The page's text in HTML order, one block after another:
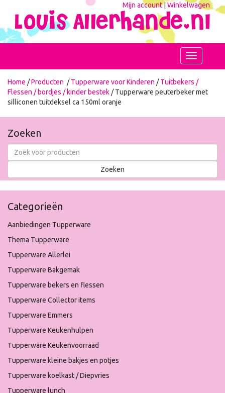
Mijn account|Winkelwagen
Toggle
navigation
Home /Producten /Tupperware voor Kinderen /Tuitbekers /
Flessen / bordjes / kinder bestek / Tupperware peuterbeker met
silliconen tuitdeksel ca 150ml oranje
Zoeken
Categorieën
Aanbiedingen Tupperware
Thema Tupperware
Tupperware Allerlei
Tupperware Bakgemak
Tupperware bekers en flessen
Tupperware Collector items
Tupperware Emmers
Tupperware Keukenhulpen
Tupperware Keukenvoorraad
Tupperware kleine bakjes en potjes
Tupperware koelkast / Diepvries
Tupperware lunch